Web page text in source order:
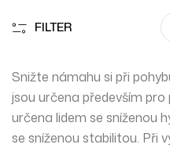
FILTER
Snižte námahu si při
jsou určena především
určena lidem se sníženou
se sníženou stabilitou. Při